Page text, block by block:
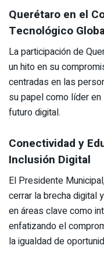
Querétaro en el
Tecnológico
La participación de
un hito en su
centradas en las
su papel como líder
futuro digital.
Conectividad y
Inclusión Digital
El Presidente
cerrar la brecha digital
en áreas clave como
enfatizando el
la igualdad de